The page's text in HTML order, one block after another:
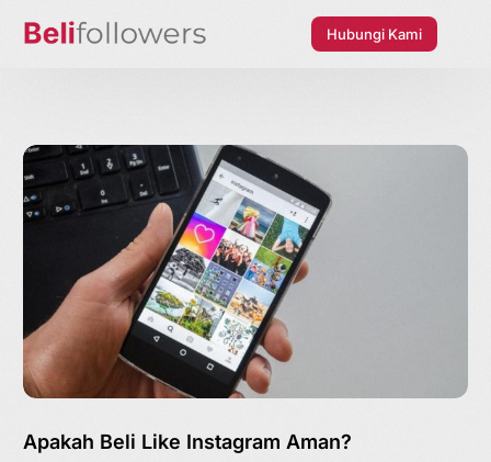
Hubungi Kami
Apakah Beli Like Instagram Aman?